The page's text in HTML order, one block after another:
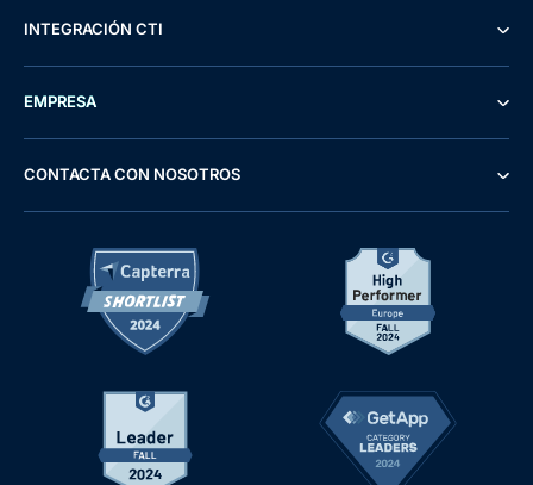
INTEGRACIÓN CTI
EMPRESA
CONTACTA CON NOSOTROS